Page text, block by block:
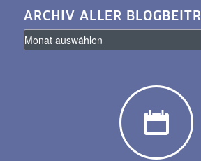
ARCHIV ALLER